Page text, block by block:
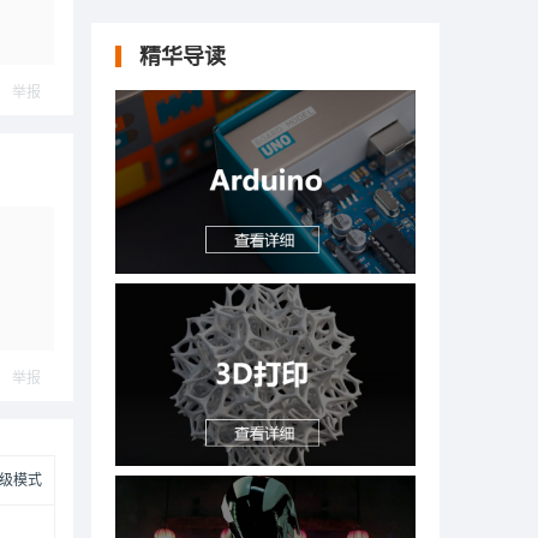
举报
举报
模式
精华导读